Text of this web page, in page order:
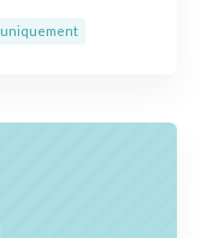
uniquement